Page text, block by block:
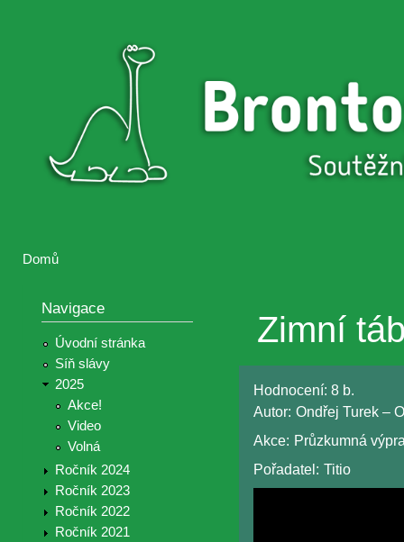
Brontosaurus
Brontosaurus
Domů
Navigace
Úvodní stránka
Síň slávy
2025
Akce!
Video
Volná
Ročník 2024
Ročník 2023
Ročník 2022
Ročník 2021
Zimní
Hodnocení: 8 b.
Autor: Ondřej Turek –
Akce: Průzkumná
Pořadatel: Titio